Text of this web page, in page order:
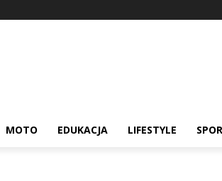
MOTO EDUKACJA LIFESTYLE